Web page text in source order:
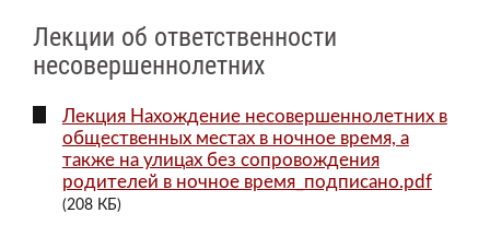
Лекции об ответственности
несовершеннолетних
Лекция Нахождение несовершеннолетних в
общественных местах в ночное время, а
также на улицах без сопровождения
родителей в ночное время_подписано.pdf
(208 КБ)